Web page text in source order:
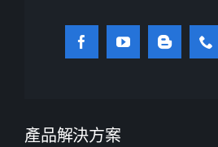
產品解決方案